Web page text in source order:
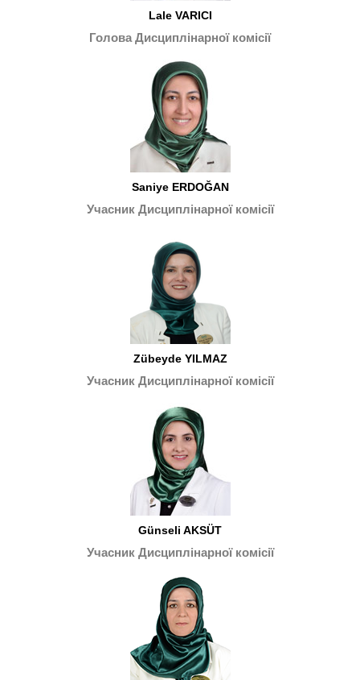
Lale VARICI
Голова Дисциплінарної комісії
Saniye ERDOĞAN
Учасник Дисциплінарної комісії
Zübeyde YILMAZ
Учасник Дисциплінарної комісії
Günseli AKSÜT
Учасник Дисциплінарної комісії